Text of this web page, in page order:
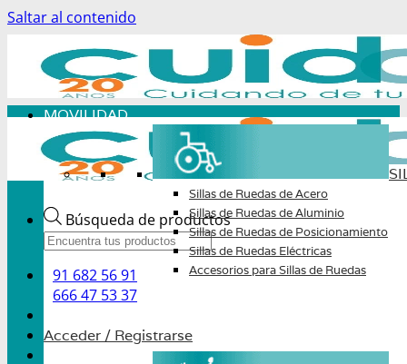
Saltar al contenido
Búsqueda de productos
91 682 56 91
666 47 53 37
Acceder / Registrarse
MOVILIDAD
Sillas de Ruedas de Acero
Sillas de Ruedas de Aluminio
Sillas de Ruedas de Posicionamiento
Sillas de Ruedas Eléctricas
Accesorios para Sillas de Ruedas